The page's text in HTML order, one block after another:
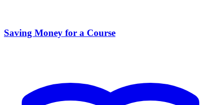
Saving Money for a Course